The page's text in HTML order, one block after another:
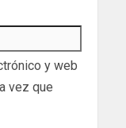
y web
vez que